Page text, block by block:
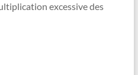
excessive des